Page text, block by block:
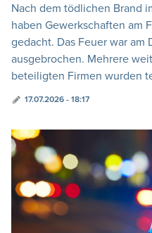
Nach dem tödlichen Brand
haben Gewerkschaften am
gedacht. Das Feuer war am
ausgebrochen. Mehrere
beteiligten Firmen wurden
17.07.2026 - 18:17